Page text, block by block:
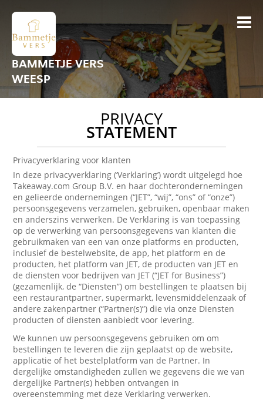
BAMMETJE VERS
WEESP
PRIVACY
STATEMENT
Privacyverklaring voor klanten
In deze privacyverklaring (‘Verklaring’) wordt uitgelegd hoe
Takeaway.com Group B.V. en haar dochterondernemingen
en gelieerde ondernemingen (“JET”, “wij”, “ons” of “onze”)
persoonsgegevens verzamelen, gebruiken, openbaar maken
en anderszins verwerken. De Verklaring is van toepassing
op de verwerking van persoonsgegevens van klanten die
gebruikmaken van een van onze platforms en producten,
inclusief de bestelwebsite, de app, het platform en de
producten, het platform van JET, de producten van JET en
de diensten voor bedrijven van JET (“JET for Business”)
(gezamenlijk, de “Diensten”) om bestellingen te plaatsen bij
een restaurantpartner, supermarkt, levensmiddelenzaak of
andere zakenpartner (“Partner(s)”) die via onze Diensten
producten of diensten aanbiedt voor levering.
We kunnen uw persoonsgegevens gebruiken om om
bestellingen te leveren die zijn geplaatst op de website,
applicatie of het bestelplatform van de Partner. In
dergelijke omstandigheden zullen we gegevens die we van
dergelijke Partner(s) hebben ontvangen in
overeenstemming met deze Verklaring verwerken.